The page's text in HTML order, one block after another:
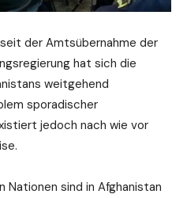
der Amtsübernahme der
hat sich die
weitgehend
sporadischer
jedoch nach wie vor
Nationen sind in Afghanistan